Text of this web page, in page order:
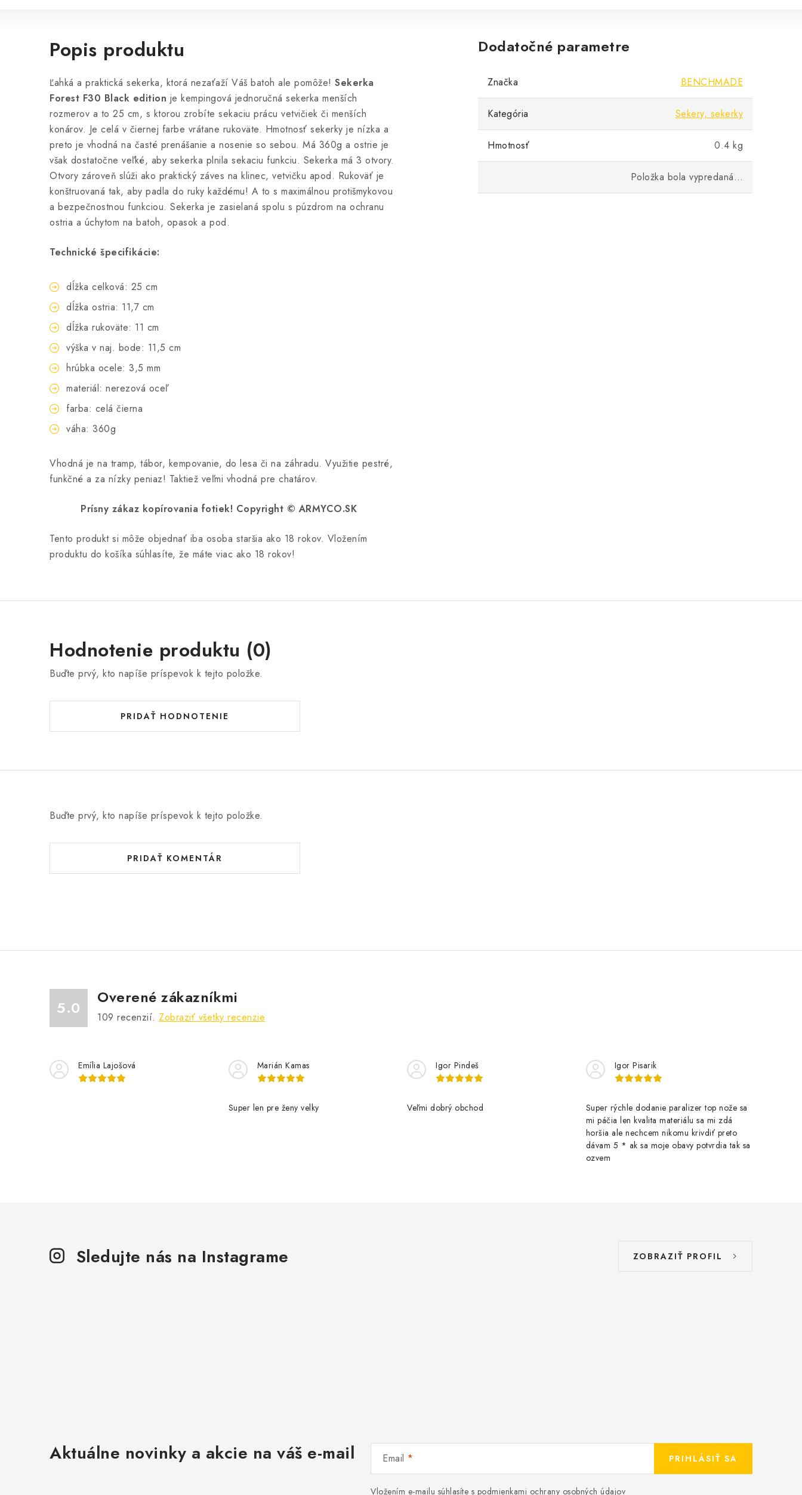
Popis produktu
Ľahká a praktická sekerka, ktorá nezaťaží Váš batoh ale pomôže! Sekerka
Forest F30 Black edition je kempingová jednoručná sekerka menších
rozmerov a to 25 cm, s ktorou zrobíte sekaciu prácu vetvičiek či menších
konárov. Je celá v čiernej farbe vrátane rukoväte. Hmotnosť sekerky je nízka a
preto je vhodná na časté prenášanie a nosenie so sebou. Má 360g a ostrie je
však dostatočne veľké, aby sekerka plnila sekaciu funkciu. Sekerka má 3 otvory.
Otvory zároveň slúži ako praktický záves na klinec, vetvičku apod. Rukoväť je
konštruovaná tak, aby padla do ruky každému! A to s maximálnou protišmykovou
a bezpečnostnou funkciou. Sekerka je zasielaná spolu s púzdrom na ochranu
ostria a úchytom na batoh, opasok a pod.
Technické špecifikácie:
dĺžka celková: 25 cm
dĺžka ostria: 11,7 cm
dĺžka rukoväte: 11 cm
výška v naj. bode: 11,5 cm
hrúbka ocele: 3,5 mm
materiál: nerezová oceľ
farba: celá čierna
váha: 360g
Vhodná je na tramp, tábor, kempovanie, do lesa či na záhradu. Využitie pestré,
funkčné a za nízky peniaz! Taktiež veľmi vhodná pre chatárov.
Prísny zákaz kopírovania fotiek! Copyright © ARMYCO.SK
Tento produkt si môže objednať iba osoba staršia ako 18 rokov. Vložením
produktu do košíka súhlasíte, že máte viac ako 18 rokov!
Dodatočné parametre
Značka BENCHMADE
Kategória Sekery, sekerky
Hmotnosť 0.4 kg
Položka bola vypredaná…
Hodnotenie produktu (0)
Buďte prvý, kto napíše príspevok k tejto položke.
PRIDAŤ HODNOTENIE
Buďte prvý, kto napíše príspevok k tejto položke.
PRIDAŤ KOMENTÁR
5.0
Overené zákazníkmi
109 recenzií. Zobraziť všetky recenzie
Emília Lajošová Marián Kamas
Super len pre ženy velky
Igor Pindeš
Veľmi dobrý obchod
Igor Pisarik
Super rýchle dodanie paralizer top nože sa
mi páčia len kvalita materiálu sa mi zdá
horšia ale nechcem nikomu krivdiť preto
dávam 5 * ak sa moje obavy potvrdia tak sa
ozvem
Sledujte nás na Instagrame ZOBRAZIŤ PROFIL
Aktuálne novinky a akcie na váš e-mail Email
Vložením e-mailu súhlasíte s podmienkami ochrany osobných údajov
PRIHLÁSIŤ SA